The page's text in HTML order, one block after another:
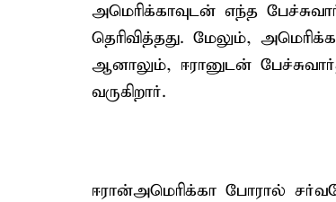
அமெரிக்காவுடன் எந்த
தெரிவித்தது. மேலும்,
ஆனாலும், ஈரானுடன்
வருகிறார்.
ஈரான்–அமெரிக்கா போரால்